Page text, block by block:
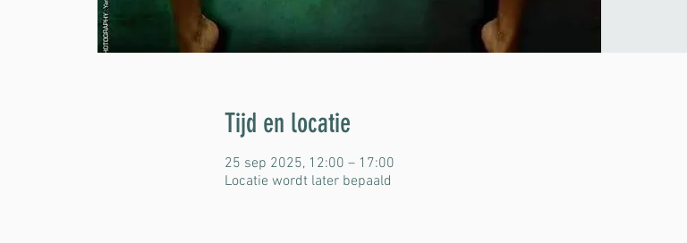
Tijd en locatie
25 sep 2025, 12:00 – 17:00
Locatie wordt later bepaald